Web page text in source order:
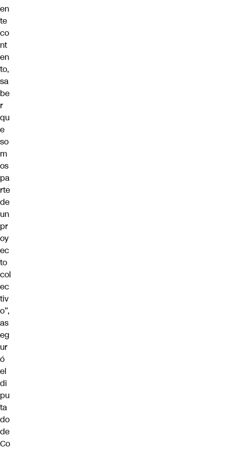
en
te
co
nt
en
to,
sa
be
r
qu
e
so
m
os
pa
rte
de
un
pr
oy
ec
to
col
ec
tiv
o”,
as
eg
ur
ó
el
di
pu
ta
do
de
Co